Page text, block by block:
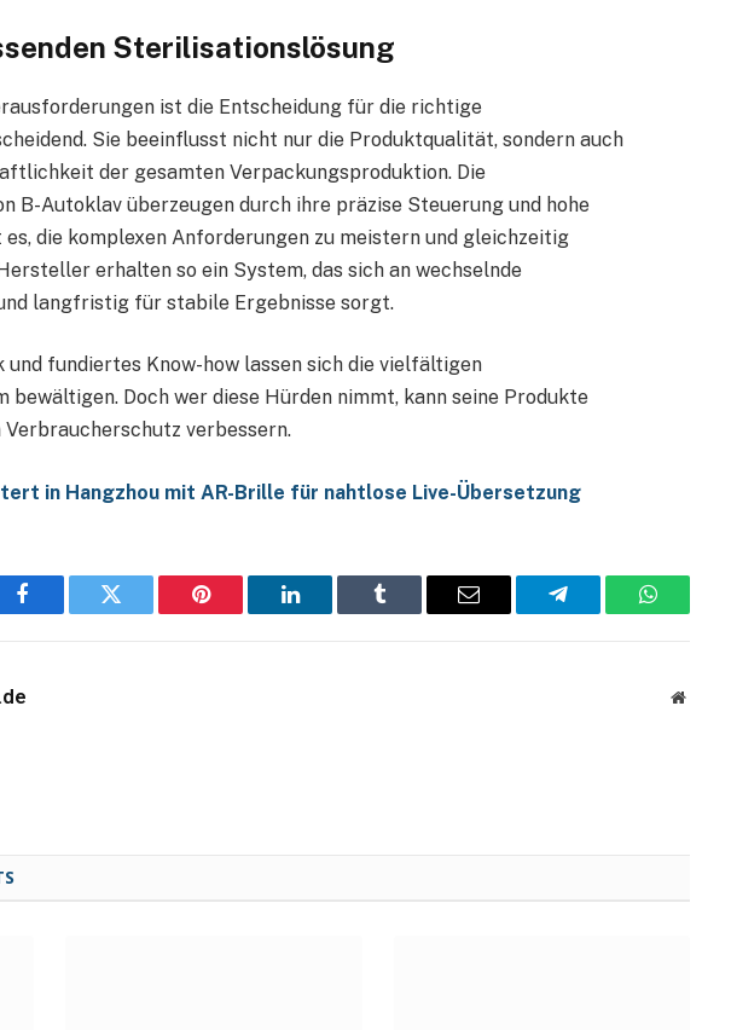
Sterilisationslösung
ist die Entscheidung für die richtige
Sie beeinflusst nicht nur die Produktqualität, sondern auch
der gesamten Verpackungsproduktion. Die
B-Autoklav überzeugen durch ihre präzise Steuerung und hohe
die komplexen Anforderungen zu meistern und gleichzeitig
erhalten so ein System, das sich an wechselnde
langfristig für stabile Ergebnisse sorgt.
und fundiertes Know-how lassen sich die vielfältigen
bewältigen. Doch wer diese Hürden nimmt, kann seine Produkte
Verbraucherschutz verbessern.
in Hangzhou mit AR-Brille für nahtlose Live-Übersetzung
Facebook Twitter Pinterest LinkedIn Tumblr Email Telegram WhatsApp
Website